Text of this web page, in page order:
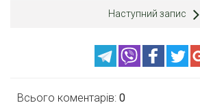
Наступний запис
Всього коментарів: 0